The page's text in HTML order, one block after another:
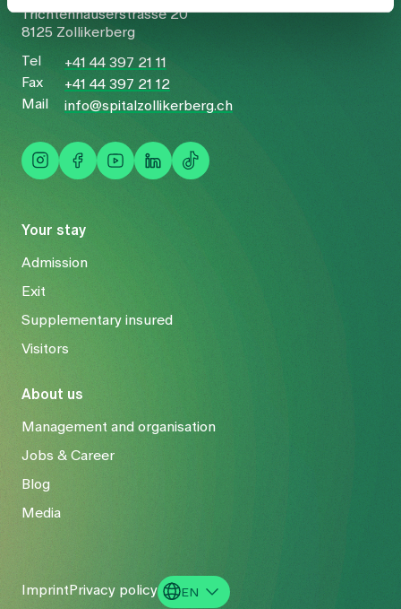
Your stay
Admission
Exit
Supplementary insured
Visitors
About us
Management and organisation
Jobs & Career
Blog
Media
Trichtenhauserstrasse 20
8125 Zollikerberg
Tel
+41 44 397 21 11
Fax
+41 44 397 21 12
Mail
info@spitalzollikerberg.ch
Imprint Privacy policy
EN